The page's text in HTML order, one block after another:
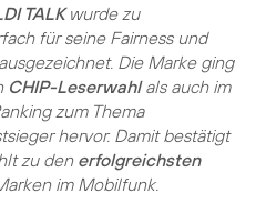
TALKwurde zu
für seine Fairness und
Die Marke ging
CHIP-Leserwahlals auch im
zum Thema
hervor. Damit bestätigt
zu den erfolgreichsten
im Mobilfunk.